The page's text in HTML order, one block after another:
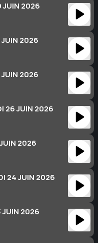
2026
2026
2026
26 JUIN 2026
2026
24 JUIN 2026
2026